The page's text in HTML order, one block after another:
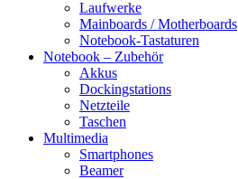
Laufwerke
Mainboards / Motherboards
Notebook-Tastaturen
Notebook – Zubehör
Akkus
Dockingstations
Netzteile
Taschen
Multimedia
Smartphones
Beamer